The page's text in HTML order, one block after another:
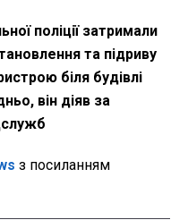
поліції затримали
та підриву
біля будівлі
він діяв за
з посиланням